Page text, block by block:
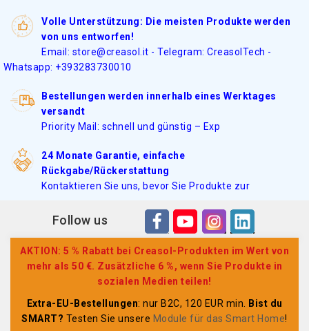
Volle Unterstützung: Die meisten Produkte werden
von uns entworfen!
Email: store@creasol.it - Telegram: CreasolTech -
Whatsapp: +393283730010
Bestellungen werden innerhalb eines Werktages
versandt
Priority Mail: schnell und günstig – Exp
24 Monate Garantie, einfache
Rückgabe/Rückerstattung
Kontaktieren Sie uns, bevor Sie Produkte zur
Follow us
AKTION: 5 % Rabatt bei Creasol-Produkten im Wert von
mehr als 50 €. Zusätzliche 6 %, wenn Sie Produkte in
sozialen Medien teilen!
Extra-EU-Bestellungen: nur B2C, 120 EUR min.
Bist du
SMART? Testen Sie unsere Module für das Smart Home!